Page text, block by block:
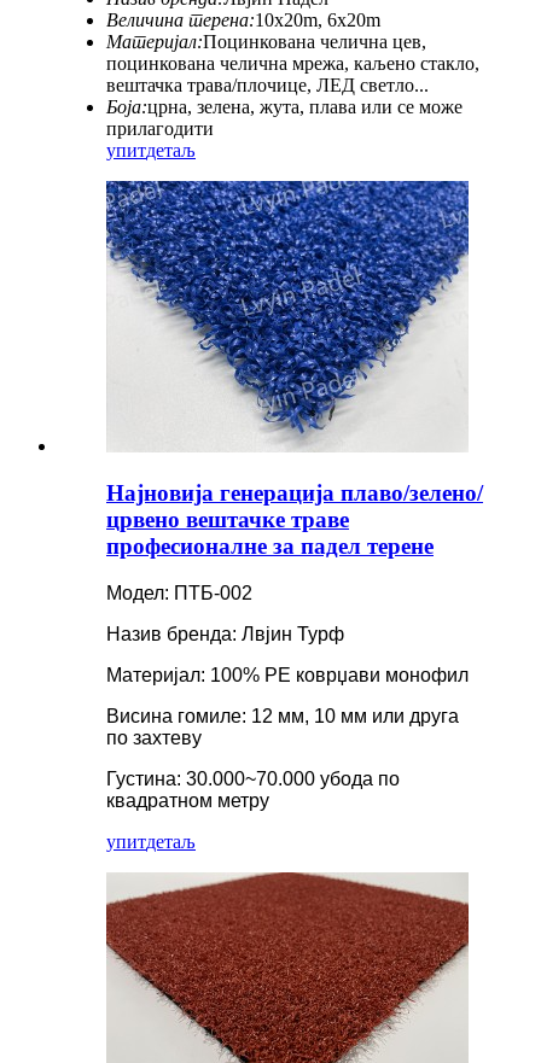
Величина терена:10x20m, 6x20m
Материјал:Поцинкована челична цев,
поцинкована челична мрежа, каљено стакло,
вештачка трава/плочице, ЛЕД светло...
Боја:црна, зелена, жута, плава или се може
прилагодити
упитдетаљ
Најновија генерација плаво/зелено/
црвено вештачке траве
професионалне за падел терене
Модел: ПТБ-002
Назив бренда: Лвјин Турф
Материјал: 100% PE коврџави монофил
Висина гомиле: 12 мм, 10 мм или друга
по захтеву
Густина: 30.000~70.000 убода по
квадратном метру
упитдетаљ